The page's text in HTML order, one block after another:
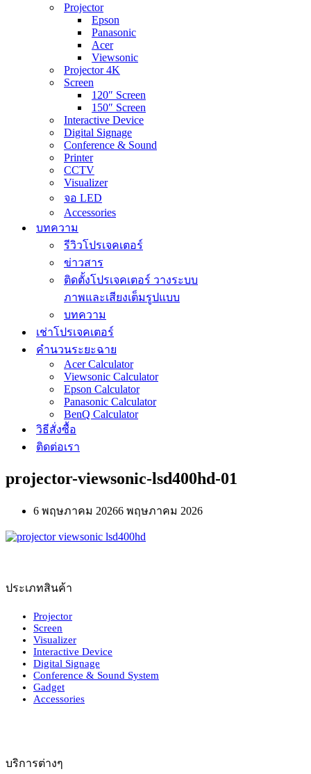
Projector
Epson
Panasonic
Acer
Viewsonic
Projector 4K
Screen
120″ Screen
150″ Screen
Interactive Device
Digital Signage
Conference & Sound
Printer
CCTV
Visualizer
จอ LED
Accessories
บทความ
รีวิวโปรเจคเตอร์
ข่าวสาร
ติดตั้งโปรเจคเตอร์ วางระบบ
ภาพและเสียงเต็มรูปแบบ
บทความ
เช่าโปรเจคเตอร์
คำนวนระยะฉาย
Acer Calculator
Viewsonic Calculator
Epson Calculator
Panasonic Calculator
BenQ Calculator
วิธีสั่งซื้อ
ติดต่อเรา
projector-viewsonic-lsd400hd-01
6 พฤษภาคม 20266 พฤษภาคม 2026
ประเภทสินค้า
Projector
Screen
Visualizer
Interactive Device
Digital Signage
Conference & Sound System
Gadget
Accessories
บริการต่างๆ